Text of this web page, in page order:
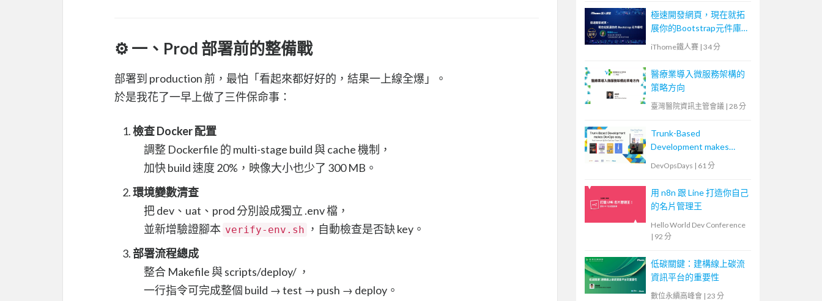
⚙️ 一、Prod 部署前的整備戰
部署到 production 前，最怕「看起來都好好的，結果一上線全爆」。
於是我花了一早上做了三件保命事：
檢查 Docker 配置
調整 Dockerfile 的 multi-stage build 與 cache 機制，
加快 build 速度 20%，映像大小也少了 300 MB。
環境變數清查
把 dev、uat、prod 分別設成獨立 .env 檔，
並新增驗證腳本 verify-env.sh
，自動檢查是否缺 key。
部署流程總成
整合 Makefile 與 scripts/deploy/ ，
一行指令可完成整個 build → test → push → deploy。
診為例
極速開發網頁，現在就拓
展你的Bootstrap元件庫
iThome鐵人賽 | 34 分
醫療業導入微服務架構的
策略方向
臺灣醫院資訊主管會議 | 28 分
Trunk-Based
Development makes
DevOpsDays | 61 分
用 n8n 跟 Line 打造你自己
的名片管理王
Hello World Dev Conference
| 92 分
低碳關鍵：建構線上碳流
資訊平台的重要性
數位永續高峰會 | 23 分